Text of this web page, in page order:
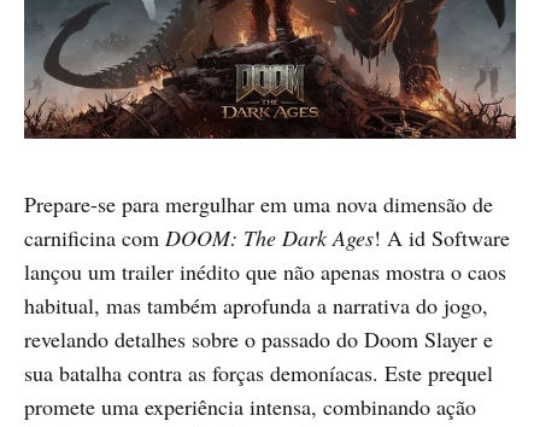
Prepare-se para mergulhar em uma nova dimensão de
carnificina com DOOM: The Dark Ages! A id Software
lançou um trailer inédito que não apenas mostra o caos
habitual, mas também aprofunda a narrativa do jogo,
revelando detalhes sobre o passado do Doom Slayer e
sua batalha contra as forças demoníacas. Este prequel
promete uma experiência intensa, combinando ação